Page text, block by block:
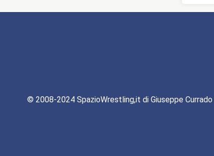
© 2008-2024 SpazioWrestling,it di Giuseppe